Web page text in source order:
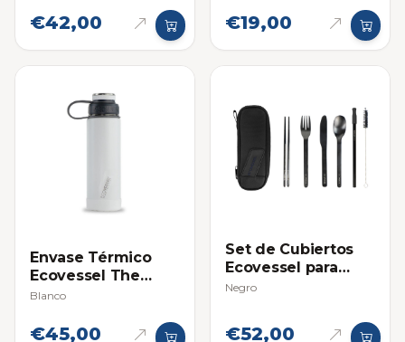
€42,00 €19,00
Envase Térmico
Ecovessel The
Boulder 20oz
Blanco
€45,00
Set de Cubiertos
Ecovessel para
Viajero
Negro
€52,00